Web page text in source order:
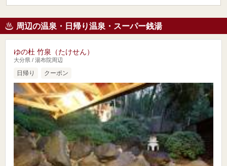
周辺の温泉・日帰り温泉・スーパー銭湯
ゆの杜 竹泉（たけせん）
大分県 / 湯布院周辺
日帰り クーポン